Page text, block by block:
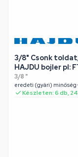
3/8" Csonk
HAJDU bojler pl:
3/8 "
eredeti (gyári) minőség•
Készleten: 6 db,